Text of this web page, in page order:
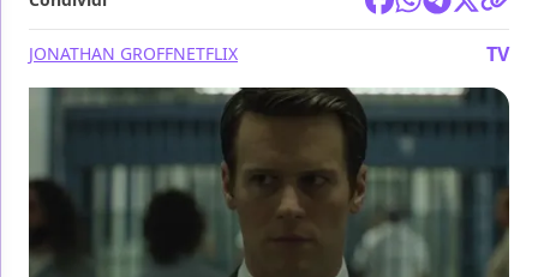
JONATHAN GROFFNETFLIX TV